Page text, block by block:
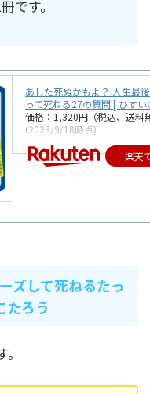
です。
あした死ぬかもよ？ 人生最
って死ねる27の質問 [ ひすい
価格：1,320円（税込、送料
(2023/9/18時点)
楽天
ズして死ねるたっ
たろう